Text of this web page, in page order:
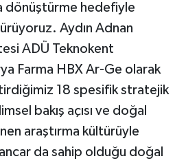
dönüştürme hedefiyle
Aydın Adnan
ADÜ Teknokent
Farma HBX Ar-Ge olarak
18 spesifik stratejik
bakış açısı ve doğal
araştırma kültürüyle
da sahip olduğu doğal